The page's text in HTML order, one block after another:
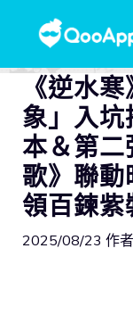
《逆水
象」入坑
本＆第二
歌》聯
領百鍊紫
2025/08/23 作